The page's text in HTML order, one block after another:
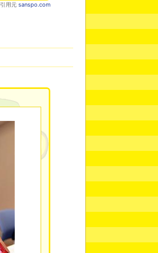
引用元 sanspo.com